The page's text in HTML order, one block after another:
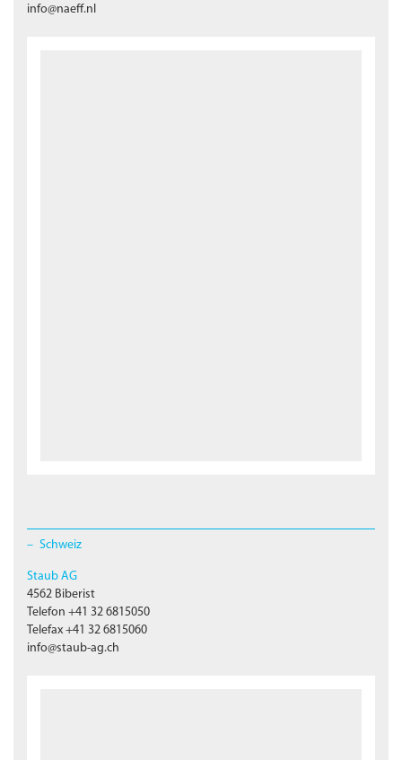
info@naeff.nl
Schweiz
Staub AG
4562 Biberist
Telefon +41 32 6815050
Telefax +41 32 6815060
info@staub-ag.ch